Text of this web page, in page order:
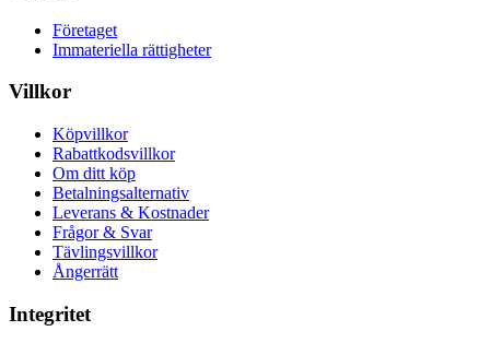
Företaget
Immateriella rättigheter
Villkor
Köpvillkor
Rabattkodsvillkor
Om ditt köp
Betalningsalternativ
Leverans & Kostnader
Frågor & Svar
Tävlingsvillkor
Ångerrätt
Integritet